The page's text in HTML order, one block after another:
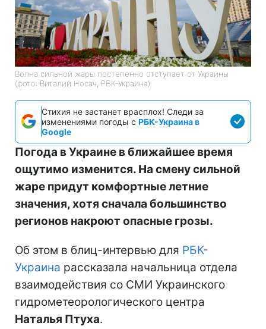
Волна сильной жары постепенно отступает от Украины
(фото: Виталий Носач, РБК-Украина)
Стихия не застанет врасплох! Следи за
изменениями погоды с РБК-Украина в
Google
Погода в Украине в ближайшее время
ощутимо изменится. На смену сильной
жаре придут комфортные летние
значения, хотя сначала большинство
регионов накроют опасные грозы.
Об этом в блиц-интервью для РБК-
Украина рассказала начальница отдела
взаимодействия со СМИ Украинского
гидрометеорологического центра
Наталья Птуха.